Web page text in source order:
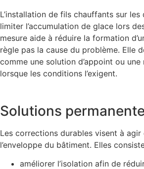
L’installation de fils chauffants sur
limiter l’accumulation de glace lors
mesure aide à réduire la formation
règle pas la cause du problème. Elle
comme une solution d’appoint ou
lorsque les conditions l’exigent.
Solutions
Les corrections durables visent à
l’enveloppe du bâtiment. Elles
améliorer l’isolation afin de